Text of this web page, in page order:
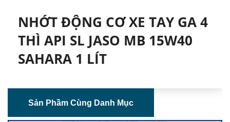
NHỚT ĐỘNG CƠ XE TAY GA 4
THÌ API SL JASO MB 15W40
SAHARA 1 LÍT
Sản Phầm Cùng Danh Mục